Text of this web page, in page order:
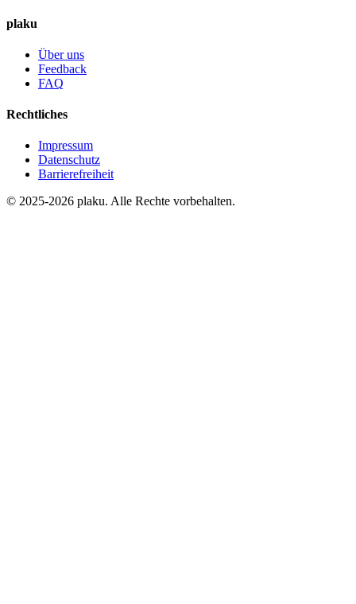
plaku
Über uns
Feedback
FAQ
Rechtliches
Impressum
Datenschutz
Barrierefreiheit
© 2025-2026 plaku. Alle Rechte vorbehalten.